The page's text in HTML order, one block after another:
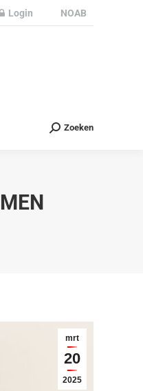
Login NOAB
Zoeken
mrt
20
2025
Zoeken